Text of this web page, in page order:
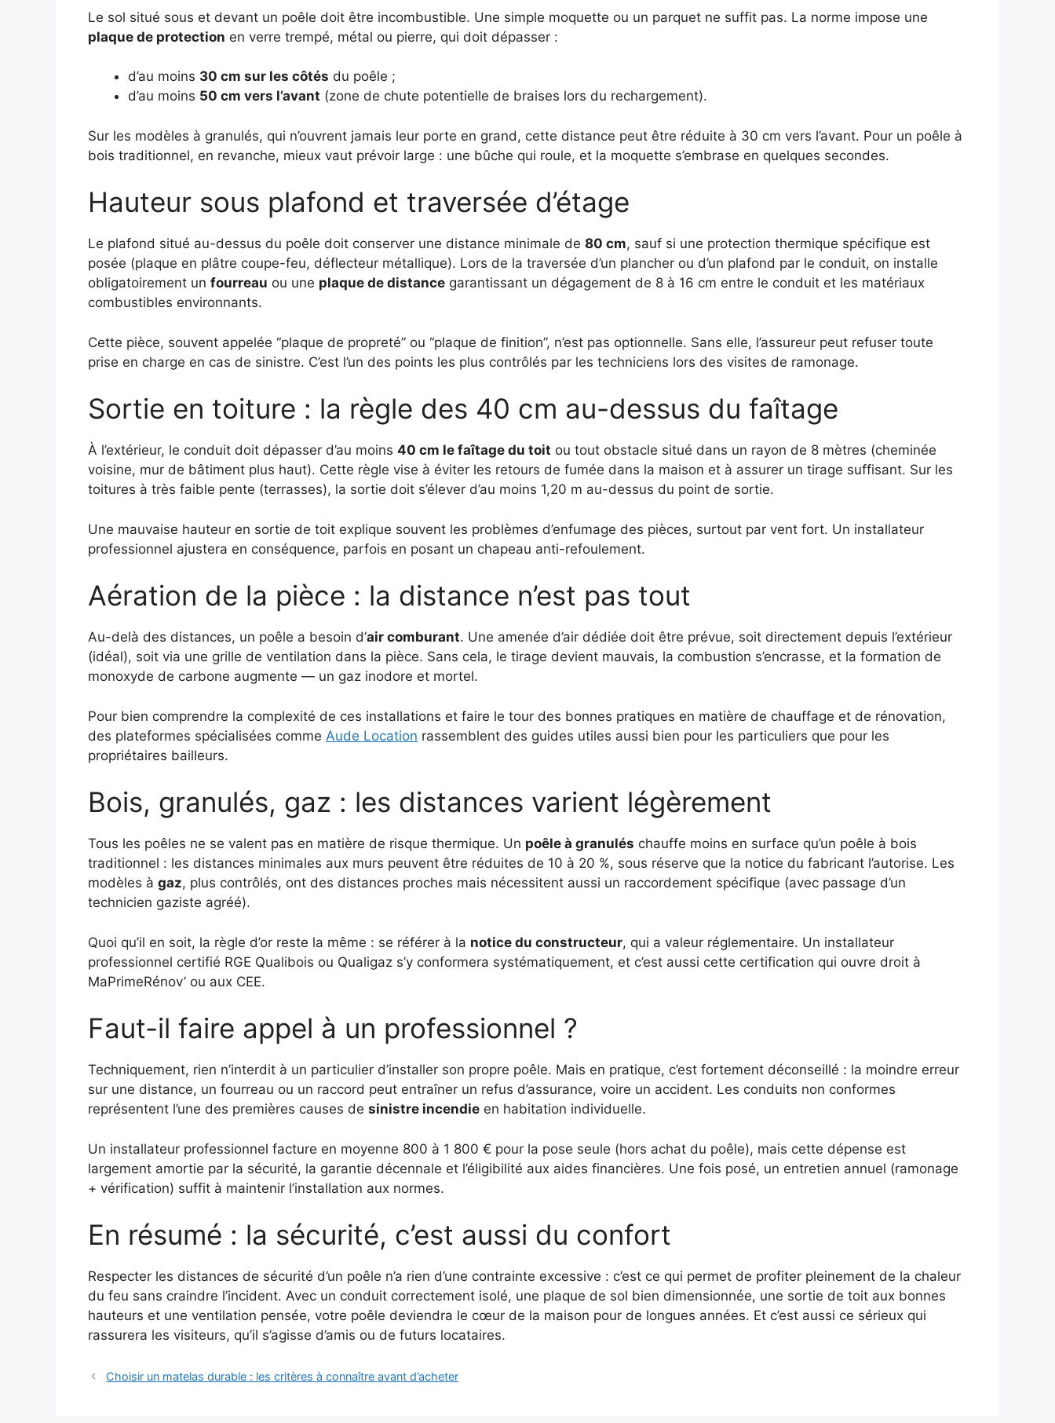
Le sol situé sous et devant un poêle doit être incombustible. Une simple moquette ou un parquet ne suffit pas. La norme impose une
plaque de protection en verre trempé, métal ou pierre, qui doit dépasser :
d’au moins 30 cm sur les côtés du poêle ;
d’au moins 50 cm vers l’avant (zone de chute potentielle de braises lors du rechargement).
Sur les modèles à granulés, qui n’ouvrent jamais leur porte en grand, cette distance peut être réduite à 30 cm vers l’avant. Pour un poêle à
bois traditionnel, en revanche, mieux vaut prévoir large : une bûche qui roule, et la moquette s’embrase en quelques secondes.
Hauteur sous plafond et traversée d’étage
Le plafond situé au-dessus du poêle doit conserver une distance minimale de 80 cm, sauf si une protection thermique spécifique est
posée (plaque en plâtre coupe-feu, déflecteur métallique). Lors de la traversée d’un plancher ou d’un plafond par le conduit, on installe
obligatoirement un fourreau ou une plaque de distance garantissant un dégagement de 8 à 16 cm entre le conduit et les matériaux
combustibles environnants.
Cette pièce, souvent appelée “plaque de propreté” ou “plaque de finition”, n’est pas optionnelle. Sans elle, l’assureur peut refuser toute
prise en charge en cas de sinistre. C’est l’un des points les plus contrôlés par les techniciens lors des visites de ramonage.
Sortie en toiture : la règle des 40 cm au-dessus du faîtage
À l’extérieur, le conduit doit dépasser d’au moins 40 cm le faîtage du toit ou tout obstacle situé dans un rayon de 8 mètres (cheminée
voisine, mur de bâtiment plus haut). Cette règle vise à éviter les retours de fumée dans la maison et à assurer un tirage suffisant. Sur les
toitures à très faible pente (terrasses), la sortie doit s’élever d’au moins 1,20 m au-dessus du point de sortie.
Une mauvaise hauteur en sortie de toit explique souvent les problèmes d’enfumage des pièces, surtout par vent fort. Un installateur
professionnel ajustera en conséquence, parfois en posant un chapeau anti-refoulement.
Aération de la pièce : la distance n’est pas tout
Au-delà des distances, un poêle a besoin d’air comburant. Une amenée d’air dédiée doit être prévue, soit directement depuis l’extérieur
(idéal), soit via une grille de ventilation dans la pièce. Sans cela, le tirage devient mauvais, la combustion s’encrasse, et la formation de
monoxyde de carbone augmente — un gaz inodore et mortel.
Pour bien comprendre la complexité de ces installations et faire le tour des bonnes pratiques en matière de chauffage et de rénovation,
des plateformes spécialisées comme Aude Location rassemblent des guides utiles aussi bien pour les particuliers que pour les
propriétaires bailleurs.
Bois, granulés, gaz : les distances varient légèrement
Tous les poêles ne se valent pas en matière de risque thermique. Un poêle à granulés chauffe moins en surface qu’un poêle à bois
traditionnel : les distances minimales aux murs peuvent être réduites de 10 à 20 %, sous réserve que la notice du fabricant l’autorise. Les
modèles à gaz, plus contrôlés, ont des distances proches mais nécessitent aussi un raccordement spécifique (avec passage d’un
technicien gaziste agréé).
Quoi qu’il en soit, la règle d’or reste la même : se référer à la notice du constructeur, qui a valeur réglementaire. Un installateur
professionnel certifié RGE Qualibois ou Qualigaz s’y conformera systématiquement, et c’est aussi cette certification qui ouvre droit à
MaPrimeRénov’ ou aux CEE.
Faut-il faire appel à un professionnel ?
Techniquement, rien n’interdit à un particulier d’installer son propre poêle. Mais en pratique, c’est fortement déconseillé : la moindre erreur
sur une distance, un fourreau ou un raccord peut entraîner un refus d’assurance, voire un accident. Les conduits non conformes
représentent l’une des premières causes de sinistre incendie en habitation individuelle.
Un installateur professionnel facture en moyenne 800 à 1 800 € pour la pose seule (hors achat du poêle), mais cette dépense est
largement amortie par la sécurité, la garantie décennale et l’éligibilité aux aides financières. Une fois posé, un entretien annuel (ramonage
+ vérification) suffit à maintenir l’installation aux normes.
En résumé : la sécurité, c’est aussi du confort
Respecter les distances de sécurité d’un poêle n’a rien d’une contrainte excessive : c’est ce qui permet de profiter pleinement de la chaleur
du feu sans craindre l’incident. Avec un conduit correctement isolé, une plaque de sol bien dimensionnée, une sortie de toit aux bonnes
hauteurs et une ventilation pensée, votre poêle deviendra le cœur de la maison pour de longues années. Et c’est aussi ce sérieux qui
rassurera les visiteurs, qu’il s’agisse d’amis ou de futurs locataires.
Choisir un matelas durable : les critères à connaître avant d’acheter